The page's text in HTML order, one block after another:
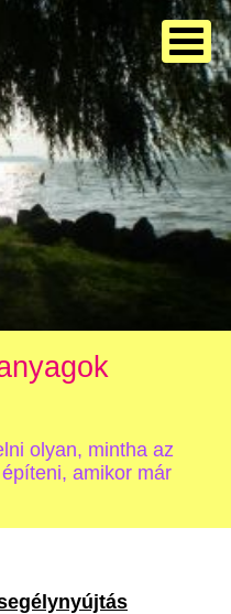
olyan, mintha az
amikor már